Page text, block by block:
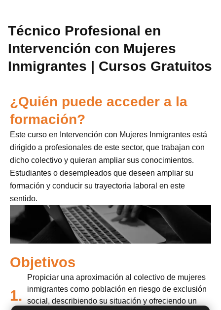
Técnico Profesional en
Intervención con Mujeres
Inmigrantes | Cursos Gratuitos
¿Quién puede acceder a la
formación?
Este curso en Intervención con Mujeres Inmigrantes está
dirigido a profesionales de este sector, que trabajan con
dicho colectivo y quieran ampliar sus conocimientos.
Estudiantes o desempleados que deseen ampliar su
formación y conducir su trayectoria laboral en este
sentido.
Objetivos
1.
Propiciar una aproximación al colectivo de mujeres
inmigrantes como población en riesgo de exclusión
social, describiendo su situación y ofreciendo un